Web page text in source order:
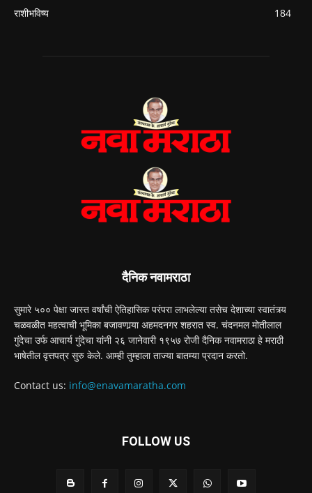
राशीभविष्य
184
दैनिक नवामराठा
सुमारे ५०० पेक्षा जास्त वर्षांची ऐतिहासिक परंपरा लाभलेल्या तसेच देशाच्या स्वातंत्र्य
चळवळीत महत्वाची भूमिका बजावणार्‍या अहमदनगर शहरात स्व. चंदनमल मोतीलाल
गुंदेचा उर्फ आचार्य गुंदेचा यांनी २६ जानेवारी १९५७ रोजी दैनिक नवामराठा हे मराठी
भाषेतील वृत्तपत्र सुरु केले. आम्ही तुम्हाला ताज्या बातम्या प्रदान करतो.
Contact us: info@enavamaratha.com
FOLLOW US